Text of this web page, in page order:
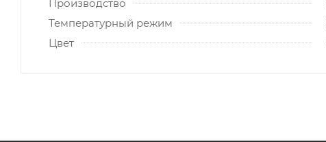
Производство
Температурный режим
Цвет